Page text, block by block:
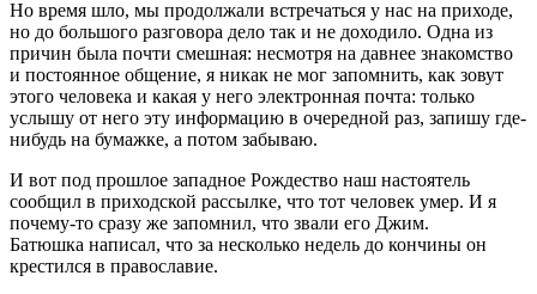
Но время шло, мы продолжали встречаться у нас на приходе,
но до большого разговора дело так и не доходило. Одна из
причин была почти смешная: несмотря на давнее знакомство
и постоянное общение, я никак не мог запомнить, как зовут
этого человека и какая у него электронная почта: только
услышу от него эту информацию в очередной раз, запишу где-
нибудь на бумажке, а потом забываю.
И вот под прошлое западное Рождество наш настоятель
сообщил в приходской рассылке, что тот человек умер. И я
почему-то сразу же запомнил, что звали его Джим.
Батюшка написал, что за несколько недель до кончины он
крестился в православие.